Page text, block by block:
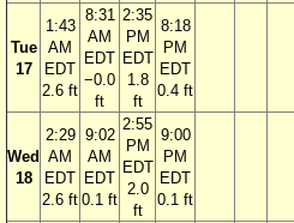
Tue
17
1:43
AM
EDT
2.6 ft
8:31
AM
EDT
−0.0
ft
2:35
PM
EDT
1.8
ft
8:18
PM
EDT
0.4 ft
Wed
18
2:29
AM
EDT
2.6 ft
9:02
AM
EDT
0.1 ft
2:55
PM
EDT
2.0
ft
9:00
PM
EDT
0.1 ft